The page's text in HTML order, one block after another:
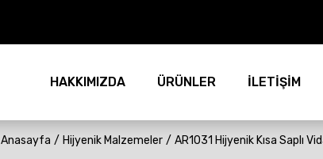
HAKKIMIZDA ÜRÜNLER İLETİŞİM
Anasayfa Hijyenik Malzemeler AR1031 Hijyenik Kısa Saplı